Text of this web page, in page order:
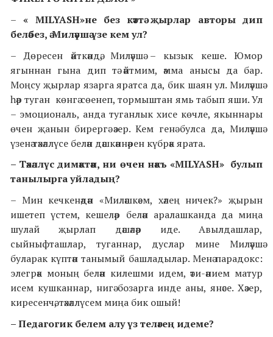
– « MILYASH»не без кәттә җырлар авторы дип
беләбез, ә Миләүшә үзе кем ул?
– Дөресен әйткәндә, Миләүшә – кызык кеше. Юмор
ягыннан гына дип тә әйтмим, әмма анысы да бар.
Моңсу җырлар язарга яратса да, бик шаян ул. Миләүшә
һәр туган көнгә сөенеп, тормыштан ямь табып яши. Ул
– эмоциональ, анда туганлык хисе көчле, якыннары
өчен җанын бирергә әзер. Кем генә булса да, Миләүшә
үзенә тәхәллүсе белән дәшкәннәрен күбрәк ярата.
– Тәхәллүс димәктән, ни өчен нәкъ «MILYASH» булып
танылырга уйладың?
– Мин кечкенәдән «Миләшкәем, хәлең ничек?» җырын
ишетеп үстем, кешеләр белән аралашканда да миңа
шулай җырлап дәшәләр иде. Авылдашлар,
сыйныфташлар, туганнар, дуслар мине Миләүшә
буларак күптән танымый башладылар. Менә парадокс:
элегрәк моның белән килешми идем, әти-әнием матур
исем кушканнар, нигә бозарга инде аны, янәсе. Хәзер,
киресенчә, тәхәллүсем миңа бик ошый!
– Педагогик белем алу үз теләгең идеме?